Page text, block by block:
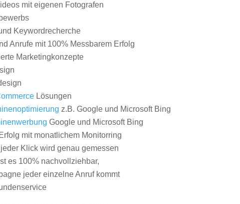
mit eigenen Fotografen
Keywordrecherche
Anrufe mit 100% Messbarem Erfolg
Marketingkonzepte
Lösungen
z.B. Google und Microsoft Bing
Google und Microsoft Bing
mit monatlichem Monitorring
Klick wird genau gemessen
es 100% nachvollziehbar,
jeder einzelne Anruf kommt